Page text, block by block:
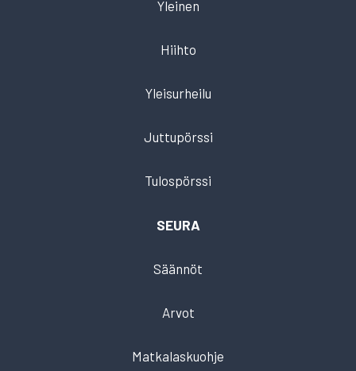
Yleinen
Hiihto
Yleisurheilu
Juttupörssi
Tulospörssi
SEURA
Säännöt
Arvot
Matkalaskuohje